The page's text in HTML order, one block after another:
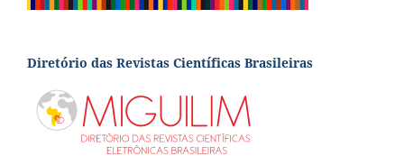
Diretório das Revistas Científicas Brasileiras